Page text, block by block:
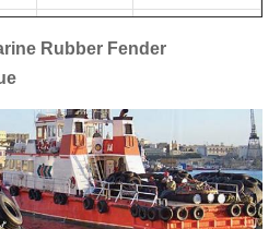
680
672 2,5 x 5,5
609 2,5 x 4,0
Rubber Fender